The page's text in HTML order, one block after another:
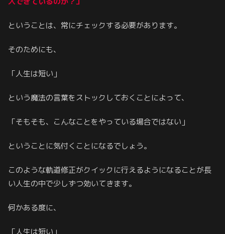
ということは、常にチェックする必要があります。
そのためにも、
「人生は短い」
という魔法の言葉をストックしておくことによって、
「そもそも、こんなことをやっている場合ではない」
ということに気付くことになるでしょう。
このような軌道修正がクイックに行えるようになることが長
い人生の中で少しずつ効いてきます。
何かある度に、